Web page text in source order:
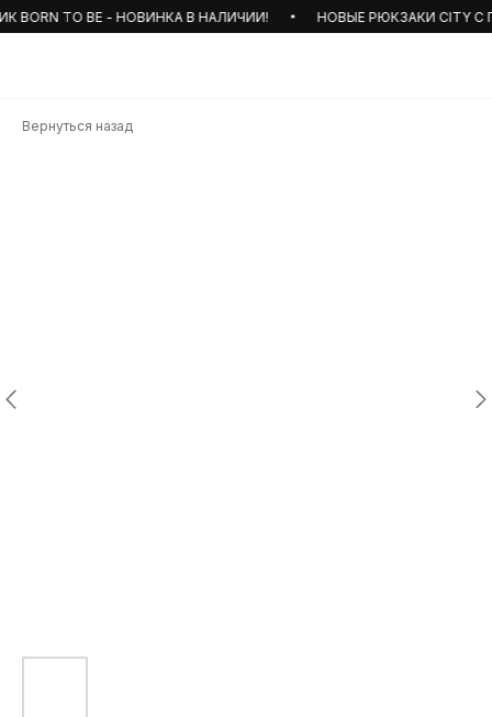
TO BE - НОВИНКА В НАЛИЧИИ! НОВЫЕ РЮКЗАКИ CITY С
Вернуться назад